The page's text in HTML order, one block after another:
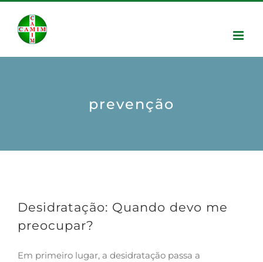
prevenção
Desidratação: Quando devo me
preocupar?
Em primeiro lugar, a desidratação passa a